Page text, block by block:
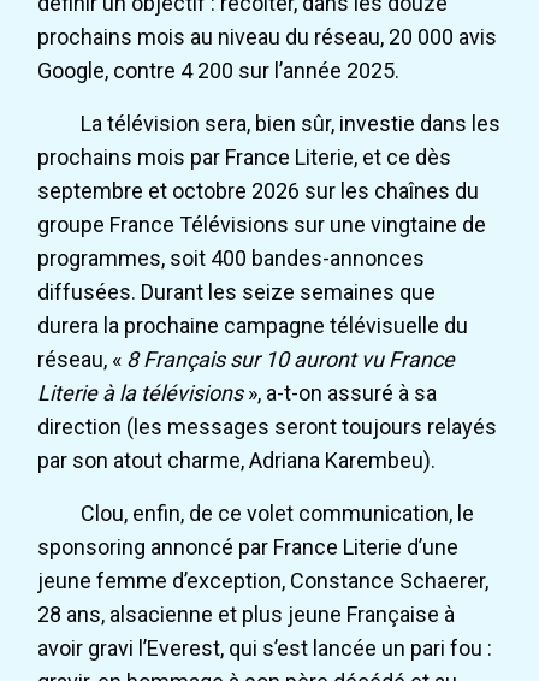
prochains mois au niveau du réseau, 20 000 avis
Google, contre 4 200 sur l’année 2025.
La télévision sera, bien sûr, investie dans les
prochains mois par France Literie, et ce dès
septembre et octobre 2026 sur les chaînes du
groupe France Télévisions sur une vingtaine de
programmes, soit 400 bandes-annonces
diffusées. Durant les seize semaines que
durera la prochaine campagne télévisuelle du
réseau, « 8 Français sur 10 auront vu France
Literie à la télévisions», a-t-on assuré à sa
direction (les messages seront toujours relayés
par son atout charme, Adriana Karembeu).
Clou, enfin, de ce volet communication, le
sponsoring annoncé par France Literie d’une
jeune femme d’exception, Constance Schaerer,
28 ans, alsacienne et plus jeune Française à
avoir gravi l’Everest, qui s’est lancée un pari fou :